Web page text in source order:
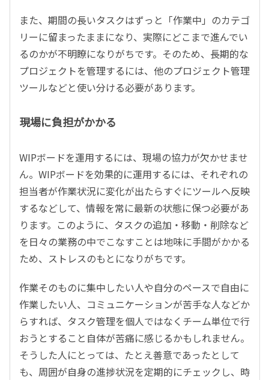
また、期間の長いタスクはずっと「作業中」のカテゴ
リーに留まったままになり、実際にどこまで進んでい
るのかが不明瞭になりがちです。そのため、長期的な
プロジェクトを管理するには、他のプロジェクト管理
ツールなどと使い分ける必要があります。
現場に負担がかかる
WIPボードを運用するには、現場の協力が欠かせませ
ん。WIPボードを効果的に運用するには、それぞれの
担当者が作業状況に変化が出たらすぐにツールへ反映
するなどして、情報を常に最新の状態に保つ必要があ
ります。このように、タスクの追加・移動・削除など
を日々の業務の中でこなすことは地味に手間がかかる
ため、ストレスのもとになりがちです。
作業そのものに集中したい人や自分のペースで自由に
作業したい人、コミュニケーションが苦手な人などか
らすれば、タスク管理を個人ではなくチーム単位で行
おうとすること自体が苦痛に感じるかもしれません。
そうした人にとっては、たとえ善意であったとして
も、周囲が自身の進捗状況を定期的にチェックし、時